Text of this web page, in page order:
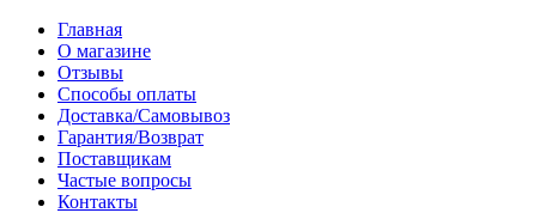
Главная
О магазине
Отзывы
Способы оплаты
Доставка/Самовывоз
Гарантия/Возврат
Поставщикам
Частые вопросы
Контакты